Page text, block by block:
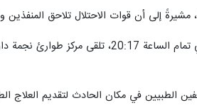
مشيرةً إلى أن قوات الاحتلال تلاحق